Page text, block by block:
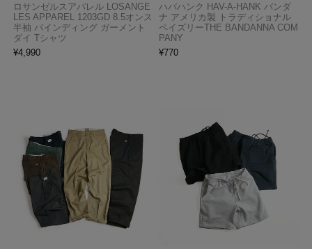
ロサンゼルスアパレル LOSANGE
LES APPAREL 1203GD 8.5オンス
半袖 バインディング ガーメント
ダイ Tシャツ
¥4,990
ハバハンク HAV-A-HANK バンダ
ナ アメリカ製 トラディショナル
ペイズリーTHE BANDANNA COM
PANY
¥770